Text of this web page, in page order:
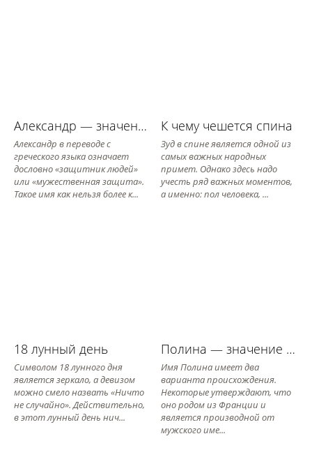
Александр — значение имени, его судьба и характер
Александр в переводе с
греческого языка означает
дословно «защитник людей»
или «мужественная защита».
Такое имя как нельзя более к...
К чему чешется спина
Зуд в спине является одной из
самых важных народных
примет. Однако здесь надо
учесть ряд важных моментов,
а именно: пол человека, ...
18 лунный день
Символом 18 лунного дня
является зеркало, а девизом
можно смело назвать «Ничто
не случайно». Действительно,
в этот лунный день нич...
Полина — значение имени, его судьба и характер
Имя Полина имеет два
варианта происхождения.
Некоторые утверждают, что
оно родом из Франции и
является производной от
мужского име...